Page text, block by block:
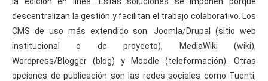
descentralizan la gestión y facilitan el trabajo colaborativo. Los
CMS de uso más extendido son: Joomla/Drupal (sitio web
institucional o de proyecto), MediaWiki (wiki),
Wordpress/Blogger (blog) y Moodle (teleformación). Otras
opciones de publicación son las redes sociales como Tuenti,